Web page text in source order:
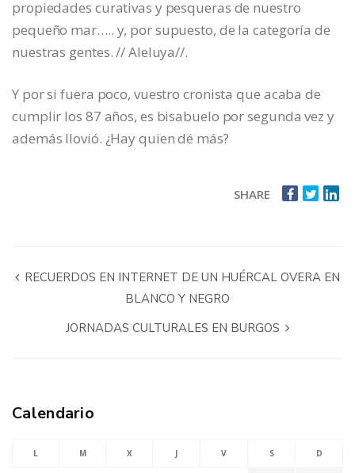
propiedades curativas y pesqueras de nuestro
pequeño mar….. y, por supuesto, de la categoría de
nuestras gentes. // Aleluya//.
Y por si fuera poco, vuestro cronista que acaba de
cumplir los 87 años, es bisabuelo por segunda vez y
además llovió. ¿Hay quien dé más?
SHARE
RECUERDOS EN INTERNET DE UN HUÉRCAL OVERA EN
BLANCO Y NEGRO
JORNADAS CULTURALES EN BURGOS
Calendario
L M X J V S D